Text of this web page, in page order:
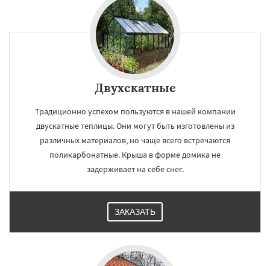
Двухскатные
Традиционно успехом пользуются в нашей компании
двускатные теплицы. Они могут быть изготовлены из
различных материалов, но чаще всего встречаются
поликарбонатные. Крыша в форме домика не
задерживает на себе снег.
ЗАКАЗАТЬ